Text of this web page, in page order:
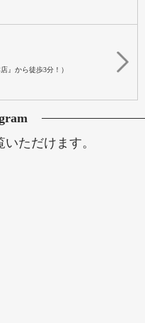
』から徒歩3分！）
ただけます。